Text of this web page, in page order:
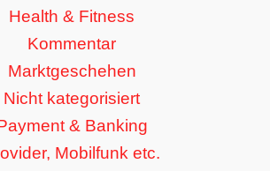
Health & Fitness
Kommentar
Marktgeschehen
Nicht kategorisiert
& Banking
Mobilfunk etc.